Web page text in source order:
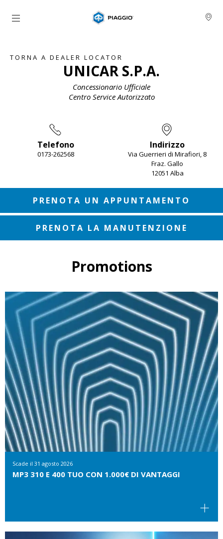
Vai al contenuto principale
TORNA A DEALER LOCATOR
UNICAR S.P.A.
Concessionario Ufficiale
Centro Service Autorizzato
Telefono
0173-262568
Indirizzo
Via Guerrieri di Mirafiori, 8
Fraz. Gallo
12051 Alba
of
PRENOTA UN APPUNTAMENTO
PRENOTA LA MANUTENZIONE
Promotions
Scade il 31 agosto 2026
MP3 310 E 400 TUO CON 1.000€ DI VANTAGGI